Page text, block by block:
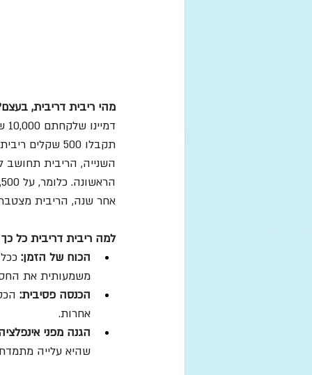
מהי ריבית דריבית,
אחר שנה, הריבית
למה ריבית דריבית כל
הכוח של הזמן:
משמעותית את
הכנסה פסיבית:
אחרות.
הגנה מפני
שהיא עלייה מתמדת